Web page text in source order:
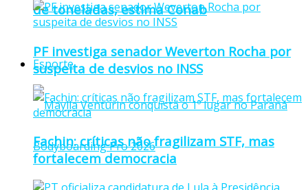
de toneladas, estima Conab
Esporte
PF investiga senador Weverton Rocha por
suspeita de desvios no INSS
Fachin: críticas não fragilizam STF, mas
fortalecem democracia